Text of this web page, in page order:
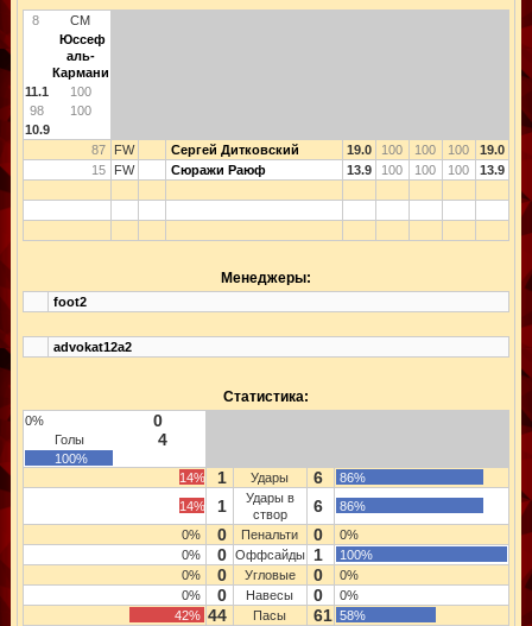
8
CM
Юссеф
аль-
Кармани
11.1
100
98
100
10.9
87
FW Сергей Дитковский 19.0 100 100 100
19.0
15
FW Сюражи Раюф 13.9 100 100 100 13.9
Менеджеры:
foot2
advokat12a2
Статистика:
0% 0
Голы 4
100%
14%
1 Удары 6
86%
14%
1
Удары в
створ
6
86%
0%
0 Пенальти 0
0%
0%
0 Оффсайды 1
100%
0%
0 Угловые 0
0%
0%
0 Навесы 0
0%
42% 44 Пасы 61 58%